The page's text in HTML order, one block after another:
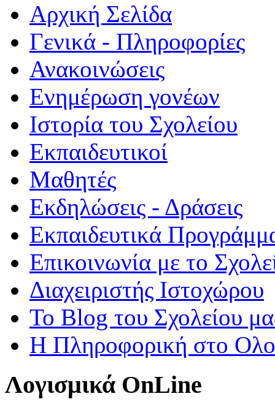
Αρχική Σελίδα
Γενικά - Πληροφορίες
Ανακοινώσεις
Ενημέρωση γονέων
Ιστορία του Σχολείου
Εκπαιδευτικοί
Μαθητές
Εκδηλώσεις - Δράσεις
Εκπαιδευτικά
Επικοινωνία με το
Διαχειριστής Ιστοχώρου
Το Blog του Σχολείου
Η Πληροφορική στο
Λογισμικά OnLine